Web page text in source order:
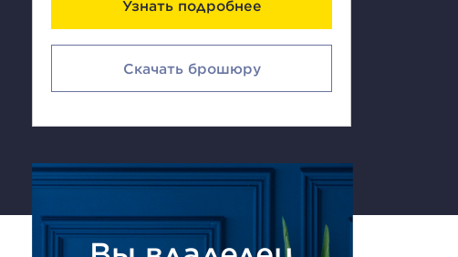
Узнать подробнее
Скачать брошюру